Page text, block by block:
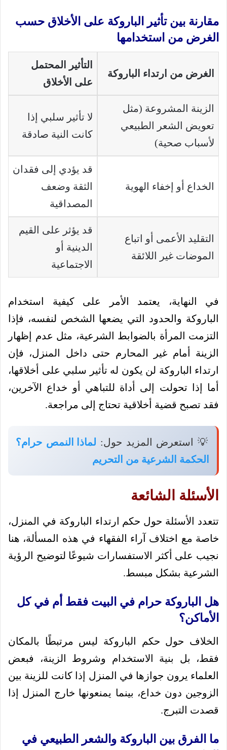
مقارنة بين تأثير الباروكة على الأخلاق حسب
الغرض من استخدامها
الغرض من ارتداء الباروكة
التأثير المحتمل
على الأخلاق
الزينة المشروعة (مثل
تعويض الشعر الطبيعي
لأسباب صحية)
لا تأثير سلبي إذا
كانت النية صادقة
الخداع أو إخفاء الهوية
قد يؤدي إلى فقدان
الثقة وضعف
المصداقية
التقليد الأعمى أو اتباع
الموضات غير اللائقة
قد يؤثر على القيم
الدينية أو
الاجتماعية
في النهاية، يعتمد الأمر على كيفية استخدام
الباروكة والحدود التي يضعها الشخص لنفسه، فإذا
التزمت المرأة بالضوابط الشرعية، مثل عدم إظهار
الزينة أمام غير المحارم حتى داخل المنزل، فإن
ارتداء الباروكة لن يكون له تأثير سلبي على أخلاقها،
أما إذا تحولت إلى أداة للتباهي أو خداع الآخرين،
فقد تصبح قضية أخلاقية تحتاج إلى مراجعة.
💡 استعرض المزيد حول: لماذا النمص حرام؟
الحكمة الشرعية من التحريم
الأسئلة الشائعة
تتعدد الأسئلة حول حكم ارتداء الباروكة في المنزل،
خاصة مع اختلاف آراء الفقهاء في هذه المسألة، هنا
نجيب على أكثر الاستفسارات شيوعًا لتوضيح الرؤية
الشرعية بشكل مبسط.
هل الباروكة حرام في البيت فقط أم في كل
الأماكن؟
الخلاف حول حكم الباروكة ليس مرتبطًا بالمكان
فقط، بل بنية الاستخدام وشروط الزينة، فبعض
العلماء يرون جوازها في المنزل إذا كانت للزينة بين
الزوجين دون خداع، بينما يمنعونها خارج المنزل إذا
قصدت التبرج.
ما الفرق بين الباروكة والشعر الطبيعي في